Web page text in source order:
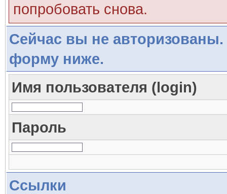
попробовать снова.
Сейчас вы не авторизованы.
форму ниже.
Имя пользователя (login)
Пароль
Ссылки